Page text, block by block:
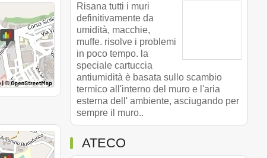
Risana tutti i muri
definitivamente da
umidità, macchie,
muffe. risolve i problemi
in poco tempo. la
speciale cartuccia
antiumidità è basata sullo scambio
termico all'interno del muro e l'aria
esterna dell' ambiente, asciugando per
sempre il muro..
ATECO